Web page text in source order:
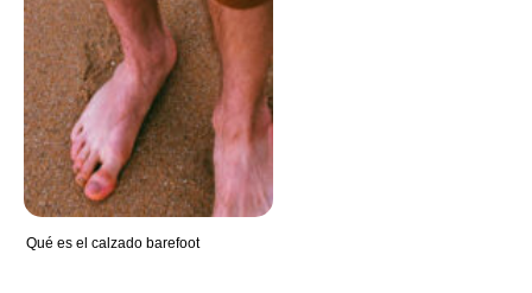
Qué es el calzado barefoot